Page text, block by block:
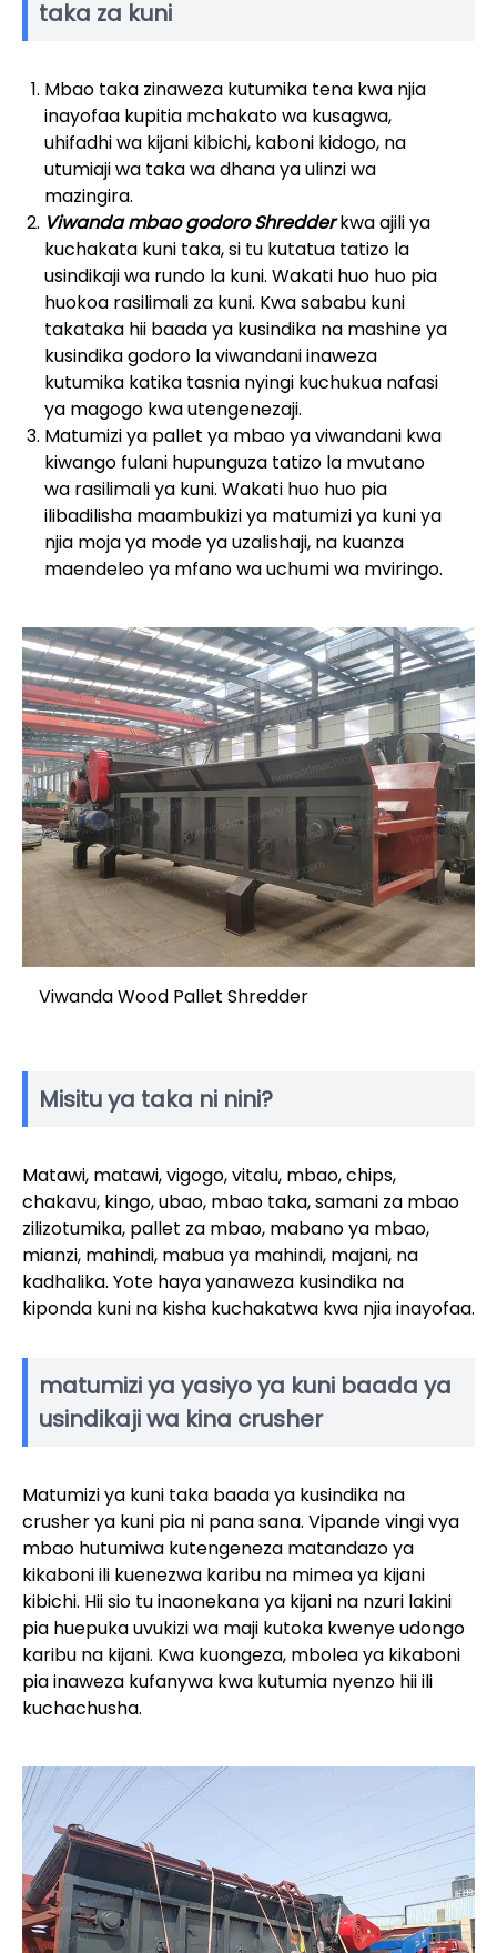
taka za kuni
Mbao taka zinaweza kutumika tena kwa njia
inayofaa kupitia mchakato wa kusagwa,
uhifadhi wa kijani kibichi, kaboni kidogo, na
utumiaji wa taka wa dhana ya ulinzi wa
mazingira.
Viwanda mbao godoro Shredderkwa ajili ya
kuchakata kuni taka, si tu kutatua tatizo la
usindikaji wa rundo la kuni. Wakati huo huo pia
huokoa rasilimali za kuni. Kwa sababu kuni
takataka hii baada ya kusindika na mashine ya
kusindika godoro la viwandani inaweza
kutumika katika tasnia nyingi kuchukua nafasi
ya magogo kwa utengenezaji.
Matumizi ya pallet ya mbao ya viwandani kwa
kiwango fulani hupunguza tatizo la mvutano
wa rasilimali ya kuni. Wakati huo huo pia
ilibadilisha maambukizi ya matumizi ya kuni ya
njia moja ya mode ya uzalishaji, na kuanza
maendeleo ya mfano wa uchumi wa mviringo.
Viwanda Wood Pallet Shredder
Misitu ya taka ni nini?
Matawi, matawi, vigogo, vitalu, mbao, chips,
chakavu, kingo, ubao, mbao taka, samani za mbao
zilizotumika, pallet za mbao, mabano ya mbao,
mianzi, mahindi, mabua ya mahindi, majani, na
kadhalika. Yote haya yanaweza kusindika na
kiponda kuni na kisha kuchakatwa kwa njia inayofaa.
matumizi ya yasiyo ya kuni baada ya
usindikaji wa kina crusher
Matumizi ya kuni taka baada ya kusindika na
crusher ya kuni pia ni pana sana. Vipande vingi vya
mbao hutumiwa kutengeneza matandazo ya
kikaboni ili kuenezwa karibu na mimea ya kijani
kibichi. Hii sio tu inaonekana ya kijani na nzuri lakini
pia huepuka uvukizi wa maji kutoka kwenye udongo
karibu na kijani. Kwa kuongeza, mbolea ya kikaboni
pia inaweza kufanywa kwa kutumia nyenzo hii ili
kuchachusha.